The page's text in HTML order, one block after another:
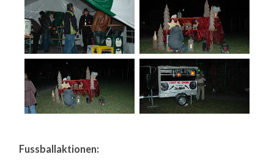
Fussballaktionen: